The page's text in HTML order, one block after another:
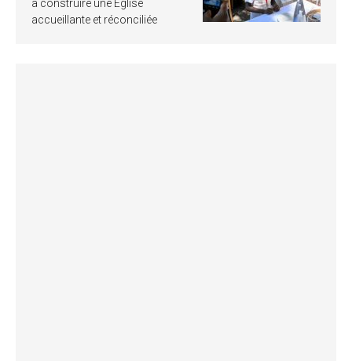
à construire une Église
accueillante et réconciliée